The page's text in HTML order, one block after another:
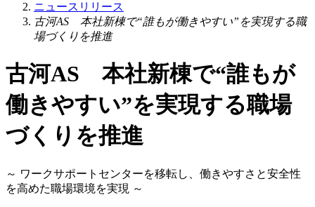
ニュースリリース
古河AS 本社新棟で“誰もが働きやすい”を実現する職
場づくりを推進
古河AS 本社新棟で“誰もが
働きやすい”を実現する職場
づくりを推進
～ ワークサポートセンターを移転し、働きやすさと安全性
を高めた職場環境を実現 ～